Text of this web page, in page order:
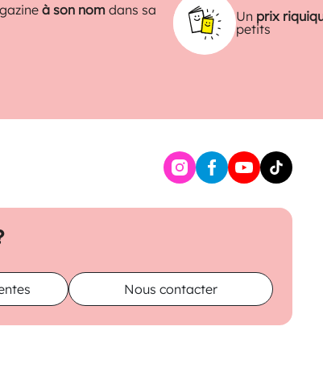
à son nom dans sa
Un prix
petits
Nous contacter